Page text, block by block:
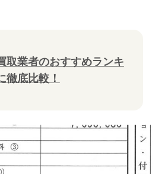
取業者のおすすめランキ
徹底比較！